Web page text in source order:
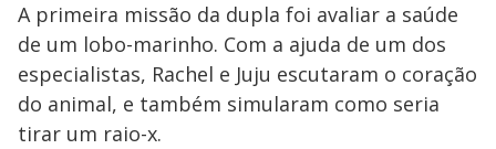
A primeira missão da dupla foi avaliar a saúde
de um lobo-marinho. Com a ajuda de um dos
especialistas, Rachel e Juju escutaram o coração
do animal, e também simularam como seria
tirar um raio-x.